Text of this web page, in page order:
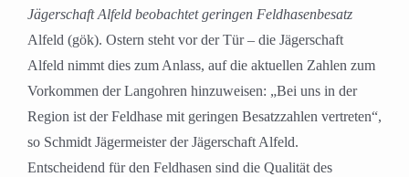
Jägerschaft Alfeld beobachtet geringen Feldhasenbesatz
Alfeld (gök). Ostern steht vor der Tür – die Jägerschaft
Alfeld nimmt dies zum Anlass, auf die aktuellen Zahlen zum
Vorkommen der Langohren hinzuweisen: „Bei uns in der
Region ist der Feldhase mit geringen Besatzzahlen vertreten“,
so Schmidt Jägermeister der Jägerschaft Alfeld.
Entscheidend für den Feldhasen sind die Qualität des